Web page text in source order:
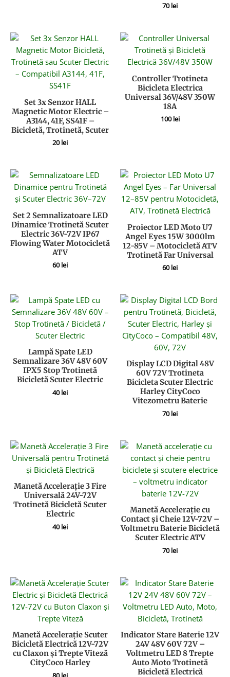
70lei
Set 3x Senzor HALL
Magnetic Motor Electric –
A3144, 41F, SS41F –
Bicicletă, Trotinetă, Scuter
20lei
Controller Trotineta
Bicicleta Electrica
Universal 36V/48V 350W
18A
100lei
Set 2 Semnalizatoare LED
Dinamice Trotinetă Scuter
Electric 36V-72V IP67
Flowing Water Motocicletă
ATV
60lei
Proiector LED Moto U7
Angel Eyes 15W 3000lm
12-85V – Motocicletă ATV
Trotinetă Far Universal
60lei
Lampă Spate LED
Semnalizare 36V 48V 60V
IPX5 Stop Trotinetă
Bicicletă Scuter Electric
40lei
Display LCD Digital 48V
60V 72V Trotineta
Bicicleta Scuter Electric
Harley CityCoco
Vitezometru Baterie
70lei
Manetă Accelerație 3 Fire
Universală 24V-72V
Trotinetă Bicicletă Scuter
Electric
40lei
Manetă Accelerație cu
Contact și Cheie 12V-72V –
Voltmetru Baterie Bicicletă
Scuter Electric ATV
70lei
Manetă Accelerație Scuter
Bicicletă Electrică 12V-72V
cu Claxon și Trepte Viteză
CityCoco Harley
Indicator Stare Baterie 12V
24V 48V 60V 72V –
Voltmetru LED 8 Trepte
Auto Moto Trotinetă
Bicicletă Electrică